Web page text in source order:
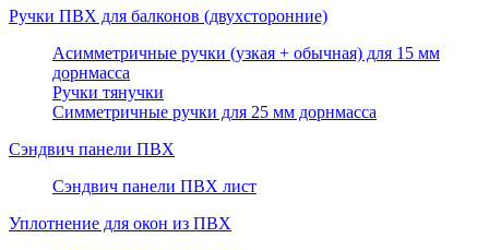
Ручки ПВХ для балконов (двухсторонние)
Асимметричные ручки (узкая + обычная) для 15 мм
дорнмасса
Ручки тянучки
Симметричные ручки для 25 мм дорнмасса
Сэндвич панели ПВХ
Сэндвич панели ПВХ лист
Уплотнение для окон из ПВХ